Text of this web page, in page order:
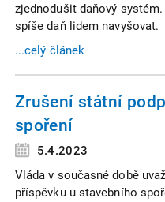
zjednodušit daňový
spíše daň lidem navyšovat.
...celý článek
Zrušení státní
spoření
5.4.2023
Vláda v současné době
příspěvku u stavebního